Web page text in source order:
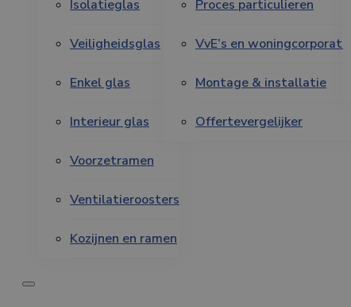
Isolatieglas
Veiligheidsglas
Enkel glas
Interieur glas
Voorzetramen
Ventilatieroosters
Kozijnen en ramen
Proces particulieren
VvE’s en woningcorporaties
Montage & installatie
Offertevergelijker